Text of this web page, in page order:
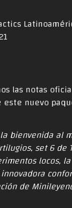
las notas
nuevo
bienvenida al
set 6 de
locos,
de